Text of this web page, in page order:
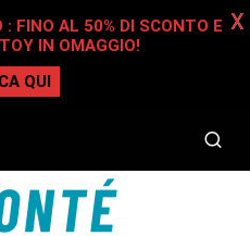
: FINO AL 50% DI SCONTO E
IN OMAGGIO!
QUI
X